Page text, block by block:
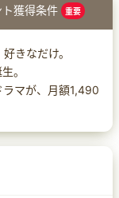
ト獲得条件 重要
きなだけ。
。
マが、月額1,490